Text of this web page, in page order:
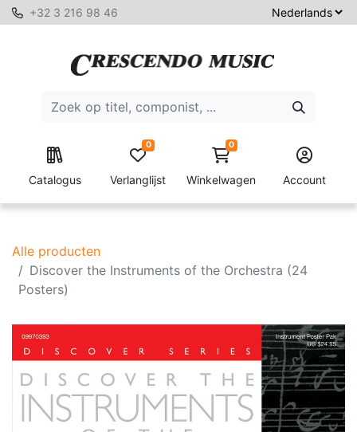
+32 3 216 98 46
Catalogus Verlanglijst
0 0
Winkelwagen Account
Alle producten
Discover the Instruments of the Orchestra (24
Posters)